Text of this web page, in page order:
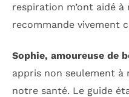
respiration m’ont aidé
recommande vivement
Sophie, amoureuse de
appris non seulement à
notre santé. Le guide